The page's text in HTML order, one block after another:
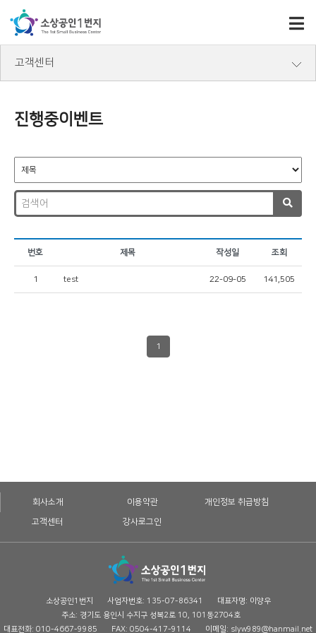
고객센터
진행중이벤트
번호 제목 작성일 조회
1 test 22-09-05 141,505
1
회사소개 이용약관 개인정보 취급방침
고객센터 강사로그인
소상공인1번지 사업자번호: 135-07-86341
대표자명: 이양우
주소: 경기도 용인시 수지구 성복2로 10, 101동2704호
대표전화: 010-4667-9985
FAX: 0504-417-9114 이메일: slyw989@hanmail.net